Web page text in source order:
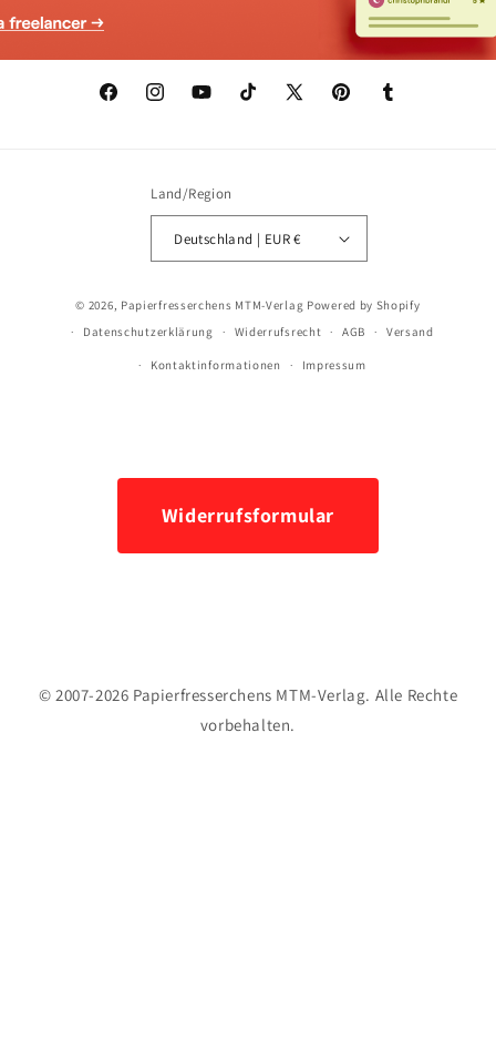
FacebookInstagramYouTubeTikTok
X
PinterestTumblr
Land/Region
Deutschland | EUR €
© 2026, Papierfresserchens MTM-Verlag Powered by Shopify
Datenschutzerklärung
Widerrufsrecht AGB Versand
Kontaktinformationen Impressum
Widerrufsformular
© 2007-2026 Papierfresserchens MTM-Verlag. Alle Rechte
vorbehalten.